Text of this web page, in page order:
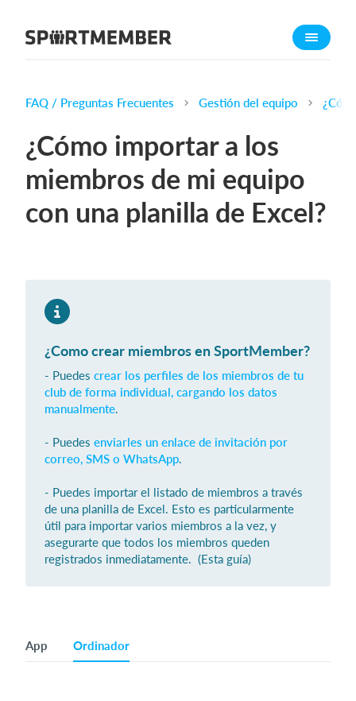
Quant a SportMember
Quant costa?
Català
FAQ / Preguntas Frecuentes Gestión del equipo
¿Cómo importar a los
miembros de mi equipo
con una planilla de Excel?
¿Como crear miembros en SportMember?
- Puedes crear los perfiles de los miembros de tu
club de forma individual, cargando los datos
manualmente.
- Puedes enviarles un enlace de invitación por
correo, SMS o WhatsApp.
- Puedes importar el listado de miembros a través
de una planilla de Excel. Esto es particularmente
útil para importar varios miembros a la vez, y
asegurarte que todos los miembros queden
registrados inmediatamente. (Esta guía)
App Ordinador